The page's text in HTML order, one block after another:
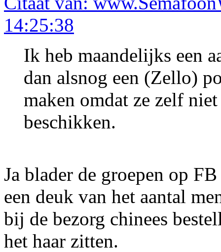
14:25:38
Ik heb maandelijks een
dan alsnog een (Zello)
maken omdat ze zelf
beschikken.
Ja blader de groepen op
een deuk van het aantal
bij de bezorg chinees
het haar zitten.